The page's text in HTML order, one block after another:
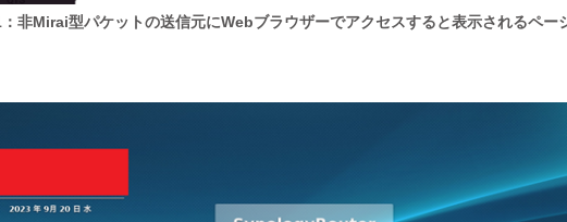
：非Mirai型パケットの送信元にWebブラウザーでアクセスすると表示されるペー